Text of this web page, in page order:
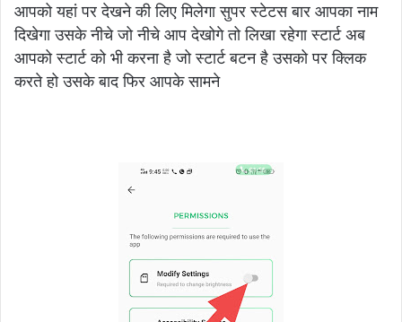
आपको यहां पर देखने की लिए मिलेगा सुपर स्टेटस बार आपका नाम
दिखेगा उसके नीचे जो नीचे आप देखोगे तो लिखा रहेगा स्टार्ट अब
आपको स्टार्ट को भी करना है जो स्टार्ट बटन है उसको पर क्लिक
करते हो उसके बाद फिर आपके सामने